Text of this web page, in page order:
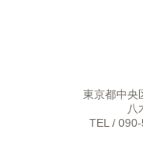
東京都中央
八
TEL / 090-